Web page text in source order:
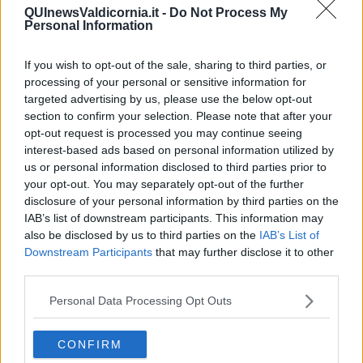
QUInewsValdicornia.it - Do Not Process My
Personal Information
If you wish to opt-out of the sale, sharing to third parties, or
processing of your personal or sensitive information for
targeted advertising by us, please use the below opt-out
section to confirm your selection. Please note that after your
opt-out request is processed you may continue seeing
interest-based ads based on personal information utilized by
us or personal information disclosed to third parties prior to
your opt-out. You may separately opt-out of the further
disclosure of your personal information by third parties on the
IAB’s list of downstream participants. This information may
also be disclosed by us to third parties on the IAB’s List of
Downstream Participants that may further disclose it to other
Personal Data Processing Opt Outs
CONFIRM
scoraggiata. Ciò si potrebbe ragionevolmente ottenere tassando i
testi cretini. Così l'uso del software abbinato ad una tassazione
carta ed avere un impatto ecologico sul pianeta; dall'altro questa
tassazione costituirebbe una forte entrata per le casse pubbliche
che potrebbero destinare questa risorsa a finanziare progetti
culturali di qualità. Il che sembrerebbe una contraddizione del
proverbio che non si può cavare il sangue dalle rape perché invece
ricaveremmo soldi proprio dalla stupidità.
Se poi applicassimo una soluzione del genere a giornali e riviste
(su carta ed elettronici, siti web inclusi) o provocheremmo la
chiusura di tanti giornali e riviste“pallonari”oppure applicando
anche tasse minime per ogni articolo “idiota” che continuasse ad
essere pubblicato, avremmo risolto il problema della finanze
pubbliche. Insomma se tassassimo l'idiozia della carta stampata
(libro, rivista o giornale che sia) nessuno Stato, nemmeno quello
greco, sarebbe più povero. Avremmo inventato un nuovo tipo di
petrolio e sicuramente i pozzi di questo stato sarebbero inesauribili.
Ma dovremmo applicare il software “antistupidità” anche ai romanzi
Certo che Sì.